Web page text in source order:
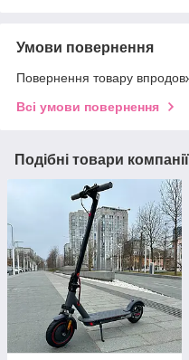
Умови повернення
Повернення товару
Всі умови повернення
Подібні товари компанії